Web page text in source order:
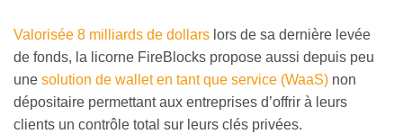
Valorisée 8 milliards de dollars lors de sa dernière levée
de fonds, la licorne FireBlocks propose aussi depuis peu
une solution de wallet en tant que service (WaaS) non
dépositaire permettant aux entreprises d’offrir à leurs
clients un contrôle total sur leurs clés privées.